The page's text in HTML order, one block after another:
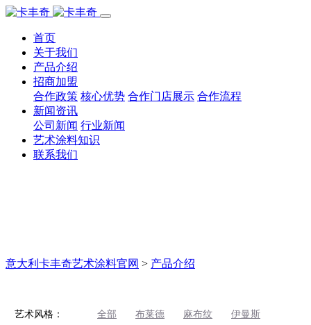
首页
关于我们
产品介绍
招商加盟
合作政策 核心优势 合作门店展示 合作流程
新闻资讯
公司新闻 行业新闻
艺术涂料知识
联系我们
意大利卡丰奇艺术涂料官网 > 产品介绍
艺术风格： 全部 布莱德 麻布纹
伊曼斯